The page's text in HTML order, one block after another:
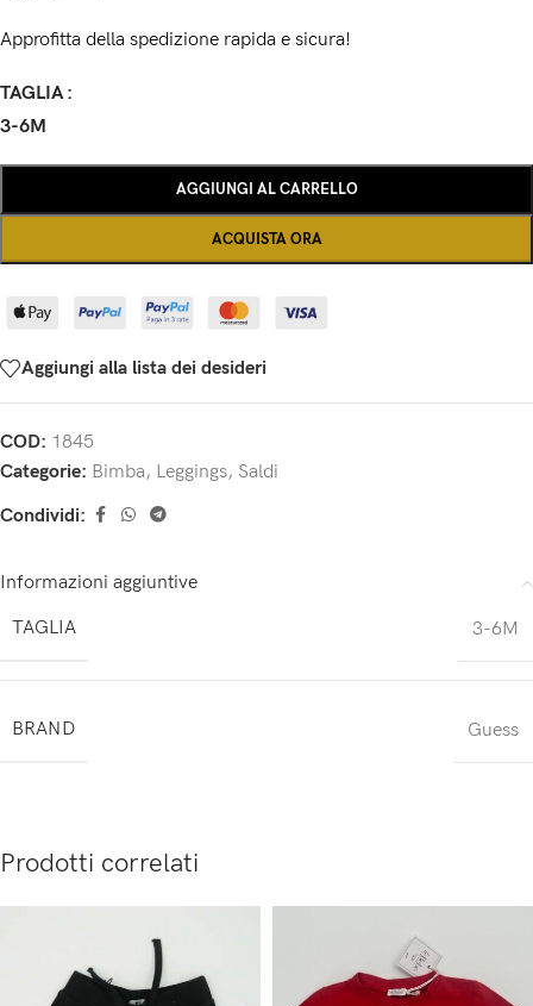
Approfitta della spedizione rapida e sicura!
TAGLIA
3-6M
AGGIUNGI AL CARRELLO
ACQUISTA ORA
Aggiungi alla lista dei desideri
COD: 1845
Categorie: Bimba, Leggings, Saldi
Condividi:
Informazioni aggiuntive
TAGLIA
3-6M
BRAND Guess
Prodotti correlati